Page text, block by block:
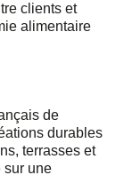
clients et
alimentaire
de
durables
terrasses et
sur une